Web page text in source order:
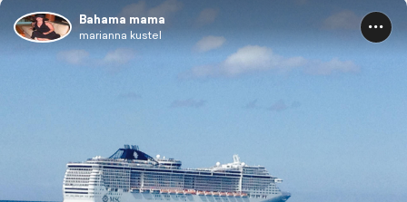
Bahama mama
marianna kustel